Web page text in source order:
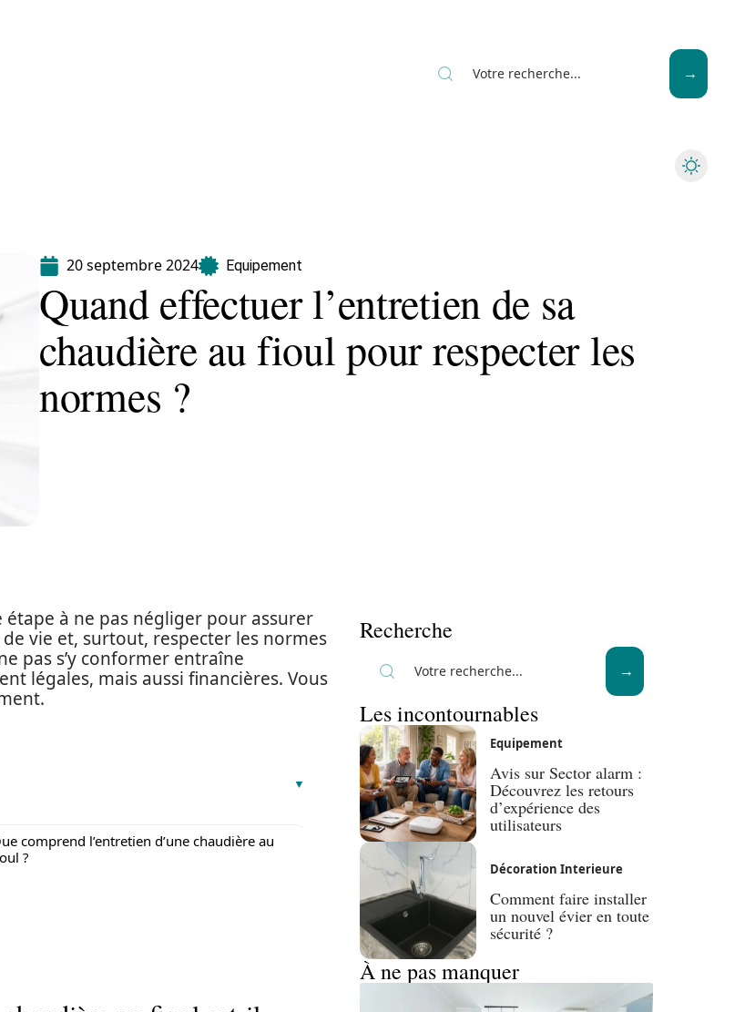
20 septembre 2024 Equipement
Quand effectuer l’entretien de sa
chaudière au fioul pour respecter les
normes ?
à ne pas négliger pour assurer
vie et, surtout, respecter les normes
pas s’y conformer entraîne
légales, mais aussi financières. Vous
comprend l’entretien d’une chaudière au
?
Recherche
Les incontournables
Equipement
Avis sur Sector alarm :
Découvrez les retours
d’expérience des
utilisateurs
Décoration Interieure
Comment faire installer
un nouvel évier en toute
sécurité ?
À ne pas manquer